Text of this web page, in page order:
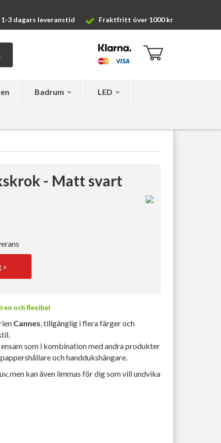
1-3 dagars leveranstid Fraktfritt över 1000 kr
Badrum LED
- Matt svart
»
och flexibel
Cannes, tillgänglig i flera färger och
som i kombination med andra produkter
och handdukshängare.
men kan även limmas för dig som vill undvika